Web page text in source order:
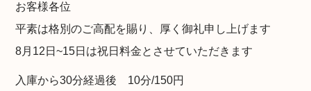
お客様各位
平素は格別のご高配を賜り、厚く御礼申し上げます
8月12日~15日は祝日料金とさせていただきます
入庫から30分経過後 10分/150円